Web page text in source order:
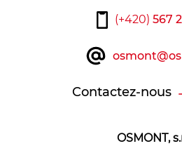
OSMONT,
(+420) 567
Contactez-nous